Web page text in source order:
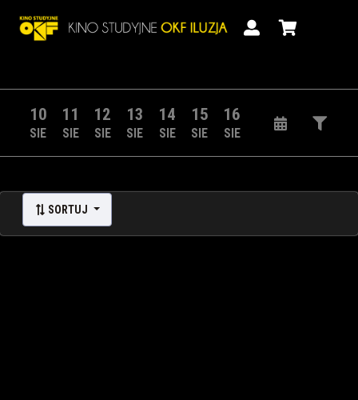
10
SIE
11
SIE
12
SIE
13
SIE
14
SIE
15
SIE
16
SIE
SORTUJ